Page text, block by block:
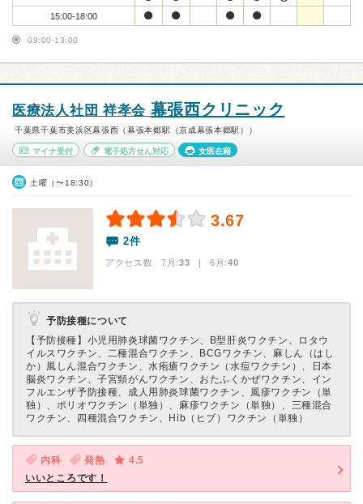
15:00-18:00
09:00-13:00
医療法人社団 祥孝会 幕張西クリニック
千葉県千葉市美浜区幕張西（幕張本郷駅（京成幕張本郷駅））
マイナ受付 電子処方せん対応 女医在籍
土曜（〜18:30）
3.67
2件
アクセス数 7月:33 | 6月:40
予防接種について
【予防接種】 小児用肺炎球菌ワクチン、B型肝炎ワクチン、ロタウ
イルスワクチン、二種混合ワクチン、BCGワクチン、麻しん（はし
か）風しん混合ワクチン、水疱瘡ワクチン（水痘ワクチン）、日本
脳炎ワクチン、子宮頸がんワクチン、おたふくかぜワクチン、イン
フルエンザ予防接種、成人用肺炎球菌ワクチン、風疹ワクチン（単
独）、ポリオワクチン（単独）、麻疹ワクチン（単独）、三種混合
ワクチン、四種混合ワクチン、Hib（ヒブ）ワクチン（単独）
内科 発熱
4.5
いいところです！